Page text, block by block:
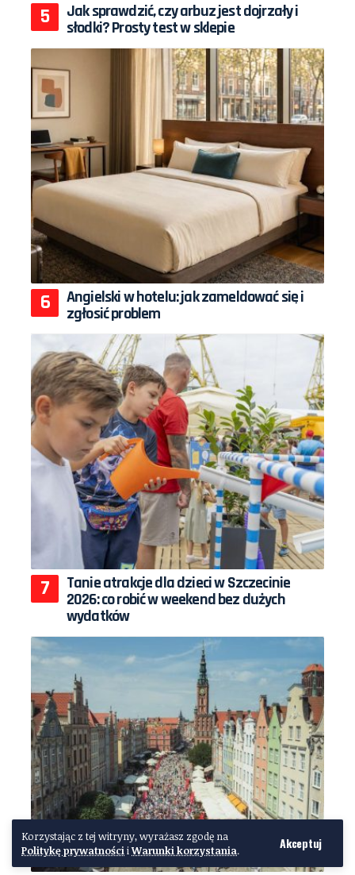
Korzystając z tej witryny, wyrażasz zgodę na
Politykę prywatnościiWarunki korzystania. Akceptuj
Jak sprawdzić, czy arbuz jest dojrzały i
słodki? Prosty test w sklepie
Angielski w hotelu: jak zameldować się i
zgłosić problem
Tanie atrakcje dla dzieci w Szczecinie
2026: co robić w weekend bez dużych
wydatków